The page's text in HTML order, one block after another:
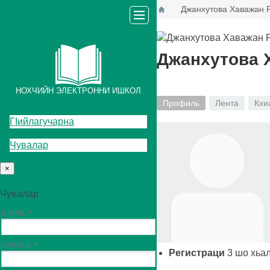
Джанхутова Хаважан
НОХЧИЙН ЭЛЕКТРОННИ ИШКОЛ
ГIийлагучарна
Чувалар
×
Чувалар
E-MAIL
ПАРОЛЬ
Джанхутова
Профиль Лента
Регистраци 3 шо